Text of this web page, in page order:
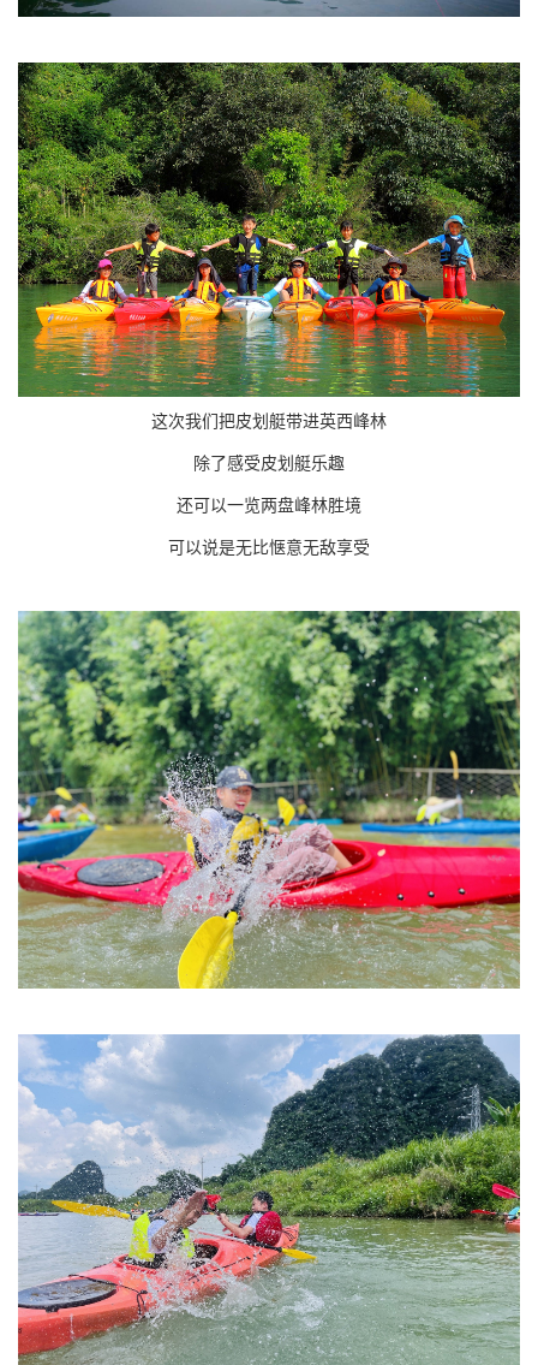
这次我们把皮划艇带进英西峰林
除了感受皮划艇乐趣
还可以一览两盘峰林胜境
可以说是无比惬意无敌享受